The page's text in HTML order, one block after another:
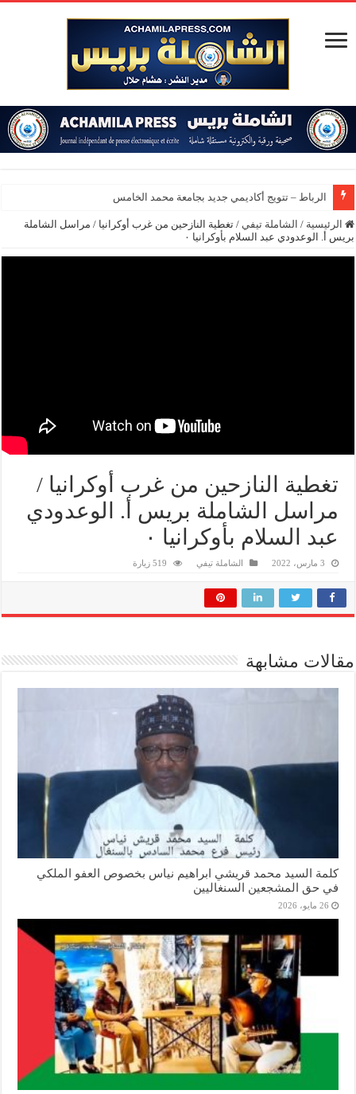
الرباط – تتويج أكاديمي جديد بجامعة محمد الخامس
الرئيسية / الشاملة تيفي / تغطية النازحين من غرب أوكرانيا / مراسل الشاملة
بريس أ. الوعدودي عبد السلام بأوكرانيا ٠
تغطية النازحين من غرب أوكرانيا /
مراسل الشاملة بريس أ. الوعدودي
عبد السلام بأوكرانيا ٠
3 مارس، 2022 الشاملة تيفي 519 زيارة
مقالات مشابهة
كلمة السيد محمد قريشي ابراهيم نياس بخصوص العفو الملكي
في حق المشجعين السنغاليين
26 مايو، 2026